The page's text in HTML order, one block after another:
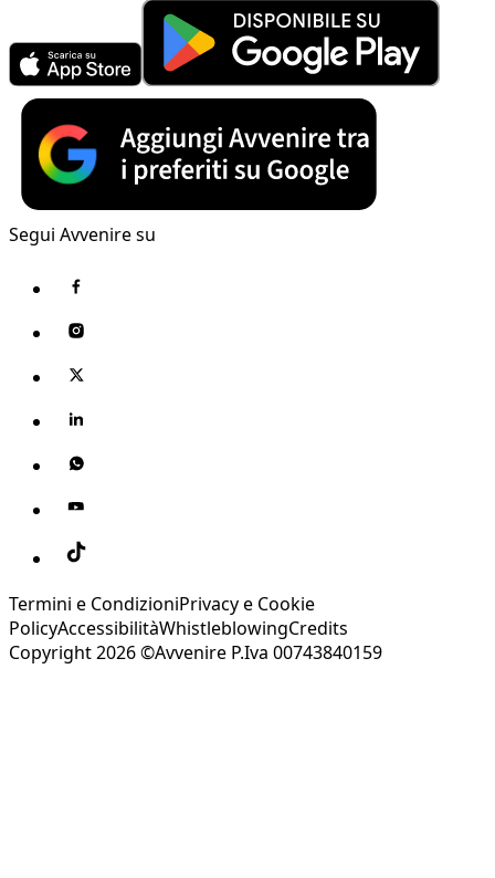
Segui Avvenire su
Termini e CondizioniPrivacy e Cookie
PolicyAccessibilitàWhistleblowingCredits
Copyright 2026 ©Avvenire P.Iva 00743840159